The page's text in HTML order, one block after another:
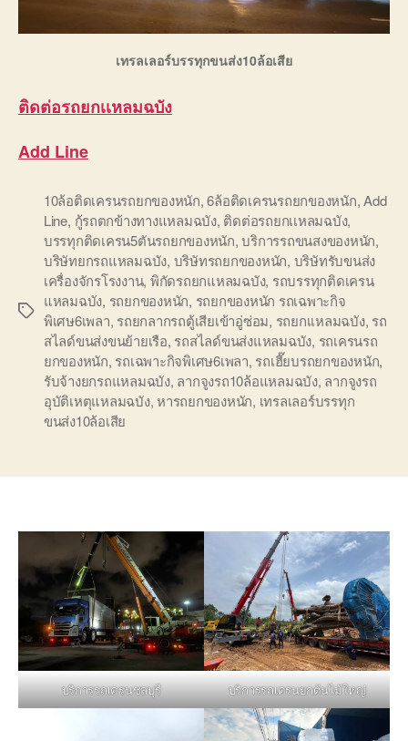
เทรลเลอร์บรรทุกขนส่ง10ล้อเสีย
ติดต่อรถยกเเหลมฉบัง
Add Line
Tags
10ล้อติดเครนรถยกของหนัก,6ล้อติดเครนรถยกของหนัก,Add
Line, กู้รถตกข้างทางแหลมฉบัง, ติดต่อรถยกเเหลมฉบัง,
บรรทุกติดเครน5ตันรถยกของหนัก,บริการรถขนสงของหนัก,
บริษัทยกรถแหลมฉบัง, บริษัทรถยกของหนัก, บริษัทรับขนส่ง
เครื่องจักรโรงงาน, พิกัดรถยกแหลมฉบัง, รถบรรทุกติดเครน
แหลมฉบัง, รถยกของหนัก, รถยกของหนัก รถเฉพาะกิจ
พิเศษ6เพลา, รถยกลากรถตู้เสียเข้าอู่ซ่อม, รถยกเเหลมฉบัง, รถ
สไลด์ขนส่งขนย้ายเรือ, รถสไลด์ขนส่งแหลมฉบัง, รถเครนรถ
ยกของหนัก, รถเฉพาะกิจพิเศษ6เพลา, รถเฮี๊ยบรถยกของหนัก,
รับจ้างยกรถแหลมฉบัง, ลากจูงรถ10ล้อแหลมฉบัง, ลากจูงรถ
อุบัติเหตุแหลมฉบัง,หารถยกของหนัก, เทรลเลอร์บรรทุก
ขนส่ง10ล้อเสีย
บริการรถเครนชลบุรี บริการรถเครนยกต้นไม้ใหญ่